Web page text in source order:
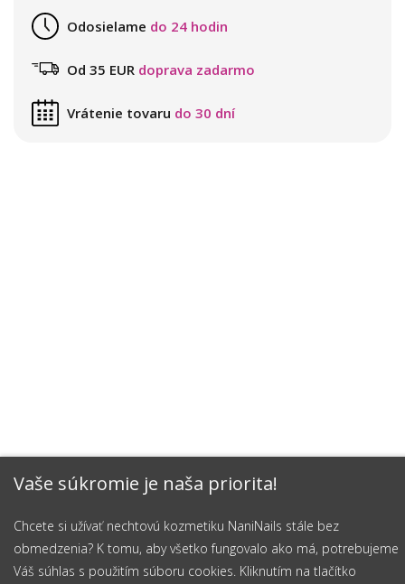
Vaše súkromie je naša priorita!
Chcete si užívať nechtovú kozmetiku NaniNails stále bez
obmedzenia? K tomu, aby všetko fungovalo ako má, potrebujeme
Váš súhlas s použitím súboru cookies. Kliknutím na tlačítko
Odosielame do 24 hodin
Od 35 EUR doprava zadarmo
Vrátenie tovaru do 30 dní